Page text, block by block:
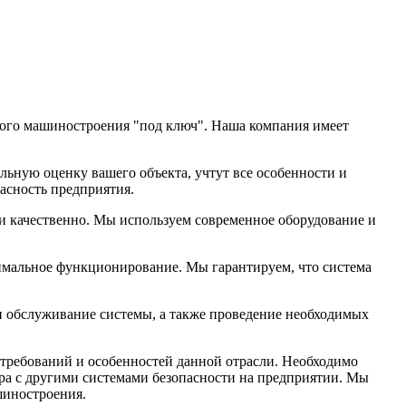
машиностроения "под ключ". Наша компания имеет
оценку вашего объекта, учтут все особенности и
предприятия.
Мы используем современное оборудование и
функционирование. Мы гарантируем, что система
системы, а также проведение необходимых
и особенностей данной отрасли. Необходимо
с другими системами безопасности на предприятии. Мы